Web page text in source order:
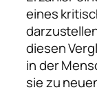
eines
diesen
in der
sie zu